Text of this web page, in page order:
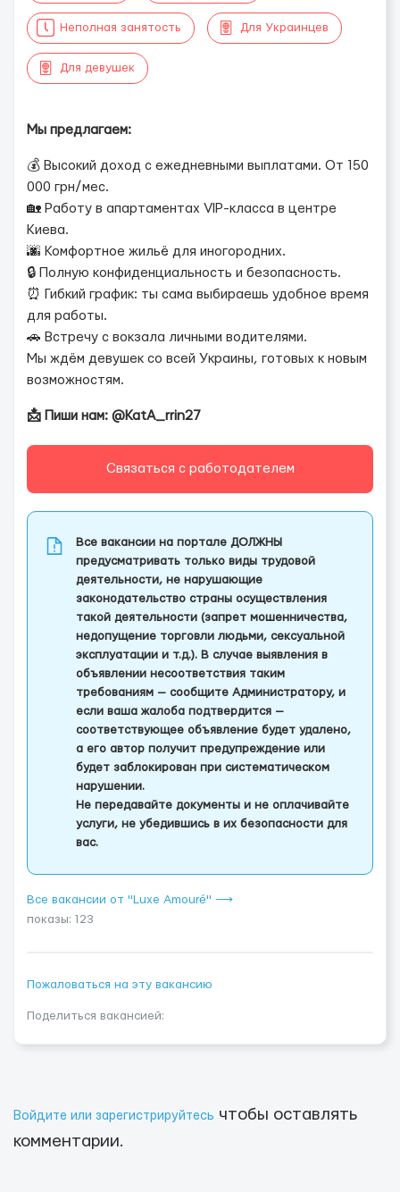
Неполная занятость Для Украинцев
Для девушек
Мы предлагаем:
💰 Высокий доход с ежедневными выплатами. От 150
000 грн/мес.
🏡 Работу в апартаментах VIP-класса в центре
Киева.
🌆 Комфортное жильё для иногородних.
🔒 Полную конфиденциальность и безопасность.
⏰ Гибкий график: ты сама выбираешь удобное время
для работы.
🚗 Встречу с вокзала личными водителями.
Мы ждём девушек со всей Украины, готовых к новым
возможностям.
📩 Пиши нам: @KatA_rrin27
Связаться с работодателем
Все вакансии на портале ДОЛЖНЫ
предусматривать только виды трудовой
деятельности, не нарушающие
законодательство страны осуществления
такой деятельности (запрет мошенничества,
недопущение торговли людьми, сексуальной
эксплуатации и т.д.). В случае выявления в
объявлении несоответствия таким
требованиям — сообщите Администратору, и
если ваша жалоба подтвердится —
соответствующее объявление будет удалено,
а его автор получит предупреждение или
будет заблокирован при систематическом
нарушении.
Не передавайте документы и не оплачивайте
услуги, не убедившись в их безопасности для
вас.
Все вакансии от "Luxe Amouré" ⟶
показы: 123
Пожаловаться на эту вакансию
Поделиться вакансией:
Войдите или зарегистрируйтесь чтобы оставлять
комментарии.